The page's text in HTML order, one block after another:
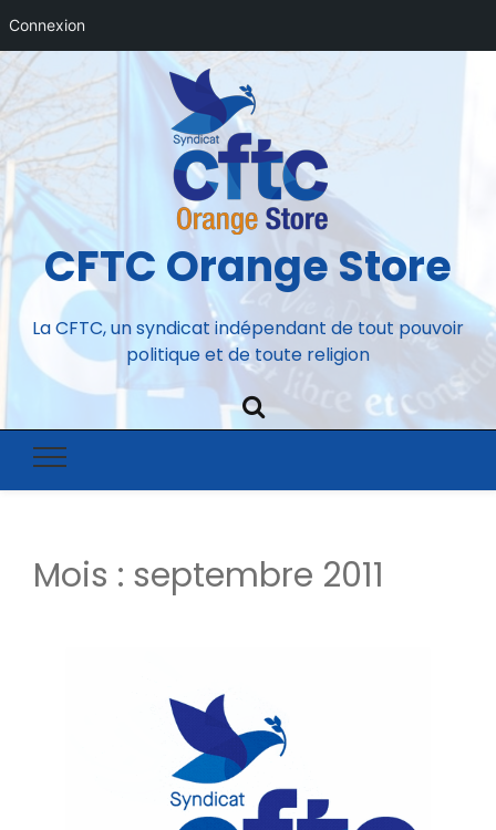
Connexion
CFTC Orange Store
La CFTC, un syndicat indépendant de tout pouvoir
politique et de toute religion
Mois : septembre 2011